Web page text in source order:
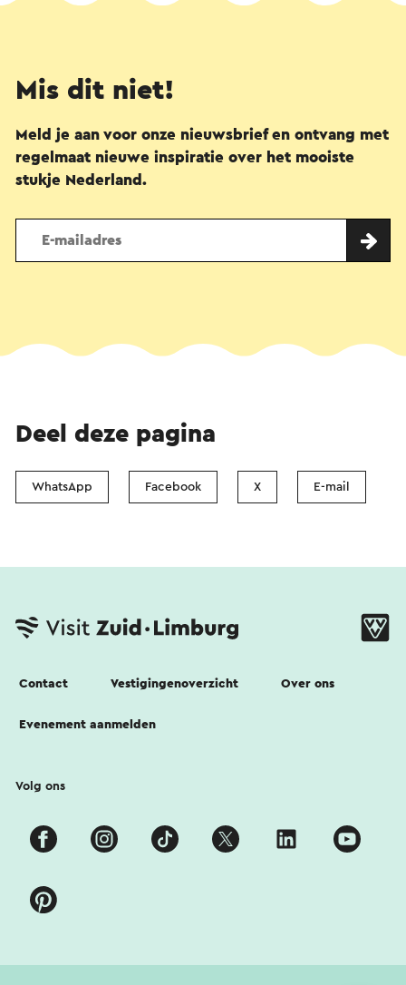
Mis dit niet!
Meld je aan voor onze nieuwsbrief en ontvang met
regelmaat nieuwe inspiratie over het mooiste
stukje Nederland.
Deel deze pagina
WhatsApp Facebook X E-mail
Contact Vestigingenoverzicht Over ons
Evenement aanmelden
Volg ons